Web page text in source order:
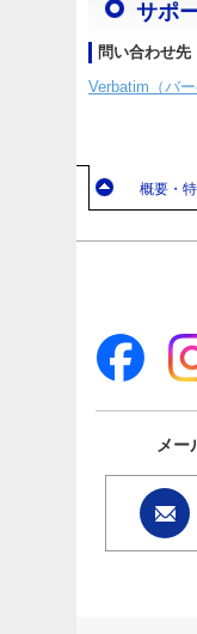
サポ
問い合わせ先
Verbatim（バ
概要・
メー